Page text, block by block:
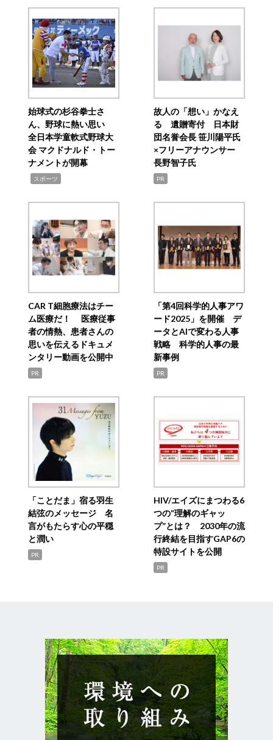
始球式の杉谷拳士さ
ん、野球に熱い思い
全日本学童軟式野球大
会 マクドナルド・トー
ナメントが開幕
スポーツ
故人の「想い」かなえ
る 遺贈寄付 日本財
団名誉会長 笹川陽平氏
×フリーアナウンサー
長野智子氏
PR
CAR T細胞療法はチー
ム医療だ！ 医療従事
者の情熱、患者さんの
思いを伝えるドキュメ
ンタリー動画を公開中
PR
「第4回科学的人事アワ
ード2025」を開催 デ
ータとAIで変わる人事
戦略 科学的人事の最
新事例
PR
「ことだま」宿る羽生
結弦のメッセージ 名
言がもたらす心の平穏
と潤い
PR
HIV/エイズにまつわる6
つの“理解のギャッ
プ”とは？ 2030年の流
行終結を目指すGAP6の
特設サイトを公開
PR